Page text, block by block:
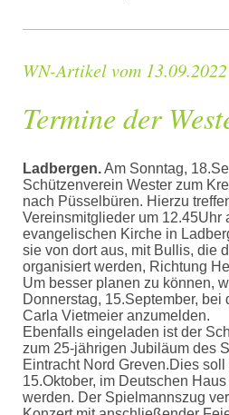
WN-Artikel vom 13.09.2022
Termine der
Ladbergen.Am Sonntag,
Schützenverein Wester zum
nach Püsselbüren. Hierzu
Vereinsmitglieder um 12.45Uhr
evangelischen Kirche in
sie von dort aus, mit Bullis, die
organisiert werden, Richtung
Um besser planen zu können,
Donnerstag, 15.September, bei
Carla Vietmeier anzumelden.
Ebenfalls eingeladen ist der
zum 25-jährigen Jubiläum des
Eintracht Nord Greven.Dies soll
15.Oktober, im Deutschen
werden. Der Spielmannszug